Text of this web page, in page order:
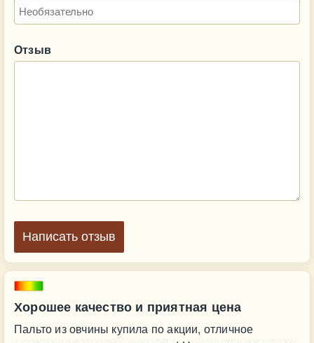
Хорошее качество и приятная цена
Пальто из овчины купила по акции, отличное
Отзыв
Написать отзыв